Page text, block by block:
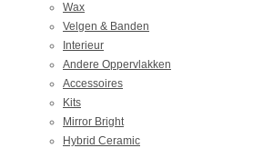
Wax
Velgen & Banden
Interieur
Andere Oppervlakken
Accessoires
Kits
Mirror Bright
Hybrid Ceramic